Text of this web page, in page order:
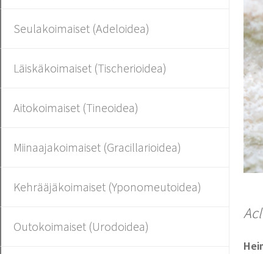
Seulakoimaiset (Adeloidea)
Läiskäkoimaiset (Tischerioidea)
Aitokoimaiset (Tineoidea)
Miinaajakoimaiset (Gracillarioidea)
Kehrääjäkoimaiset (Yponomeutoidea)
Outokoimaiset (Urodoidea)